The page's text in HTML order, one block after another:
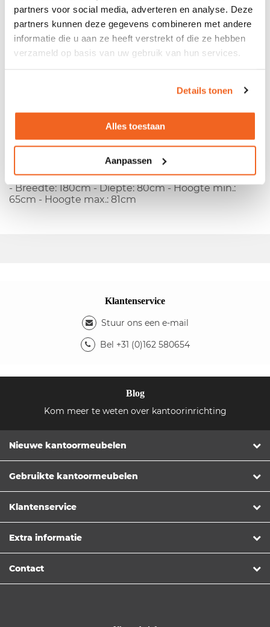
partners voor social media, adverteren en analyse. Deze
partners kunnen deze gegevens combineren met andere
informatie die u aan ze heeft verstrekt of die ze hebben
verzameld op basis van uw gebruik van hun services.
Details tonen
Alles toestaan
Aanpassen
Productspecificaties
- Melamine blad - Metalen T-poots onderstel - In
hoogte instelbaar d.m.v. slinger - Slinger mist
Kleuren
- Kleur blad: beuken - Kleur onderstel: zwart
Afmetingen
- Breedte: 180cm - Diepte: 80cm - Hoogte min.:
65cm - Hoogte max.: 81cm
Klantenservice
Stuur ons een e-mail
Bel +31 (0)162 580654
Blog
Kom meer te weten over kantoorinrichting
Nieuwe kantoormeubelen
Gebruikte kantoormeubelen
Klantenservice
Extra informatie
Contact